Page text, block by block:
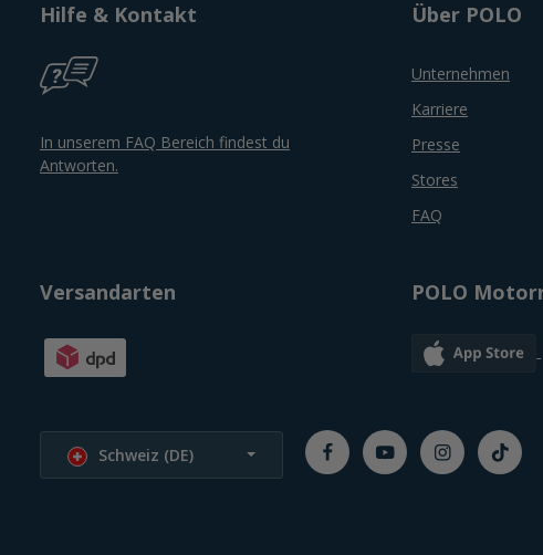
Hilfe & Kontakt
In unserem FAQ Bereich findest du
Antworten.
Über POLO
Unternehmen
Karriere
Presse
Stores
FAQ
Versandarten POLO
Sprache wählen
Schweiz (DE)